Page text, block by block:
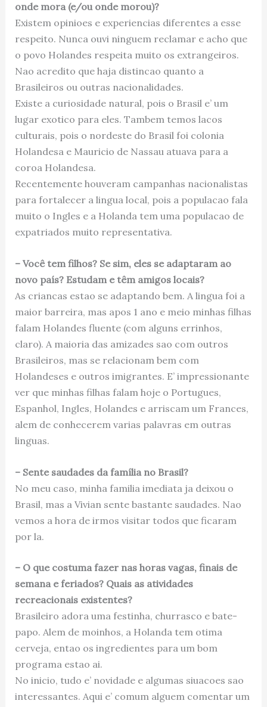
onde mora (e/ou onde morou)?
Existem opinioes e experiencias diferentes a esse
respeito. Nunca ouvi ninguem reclamar e acho que
o povo Holandes respeita muito os extrangeiros.
Nao acredito que haja distincao quanto a
Brasileiros ou outras nacionalidades.
Existe a curiosidade natural, pois o Brasil e’ um
lugar exotico para eles. Tambem temos lacos
culturais, pois o nordeste do Brasil foi colonia
Holandesa e Mauricio de Nassau atuava para a
coroa Holandesa.
Recentemente houveram campanhas nacionalistas
para fortalecer a lingua local, pois a populacao fala
muito o Ingles e a Holanda tem uma populacao de
expatriados muito representativa.
– Você tem filhos? Se sim, eles se adaptaram ao
novo país? Estudam e têm amigos locais?
As criancas estao se adaptando bem. A lingua foi a
maior barreira, mas apos 1 ano e meio minhas filhas
falam Holandes fluente (com alguns errinhos,
claro). A maioria das amizades sao com outros
Brasileiros, mas se relacionam bem com
Holandeses e outros imigrantes. E’ impressionante
ver que minhas filhas falam hoje o Portugues,
Espanhol, Ingles, Holandes e arriscam um Frances,
alem de conhecerem varias palavras em outras
linguas.
– Sente saudades da família no Brasil?
No meu caso, minha familia imediata ja deixou o
Brasil, mas a Vivian sente bastante saudades. Nao
vemos a hora de irmos visitar todos que ficaram
por la.
– O que costuma fazer nas horas vagas, finais de
semana e feriados? Quais as atividades
recreacionais existentes?
Brasileiro adora uma festinha, churrasco e bate-
papo. Alem de moinhos, a Holanda tem otima
cerveja, entao os ingredientes para um bom
programa estao ai.
No inicio, tudo e’ novidade e algumas siuacoes sao
interessantes. Aqui e’ comum alguem comentar um